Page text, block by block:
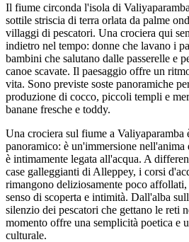
Il fiume circonda l'isola di
sottile striscia di terra orlata da palme
villaggi di pescatori. Una crociera qui
indietro nel tempo: donne che lavano i
bambini che salutano dalle passerelle e
canoe scavate. Il paesaggio offre un
vita. Sono previste soste panoramiche
produzione di cocco, piccoli templi e
banane fresche e toddy.
Una crociera sul fiume a
panoramico: è un'immersione
è intimamente legata all'acqua. A
case galleggianti di Alleppey, i corsi
rimangono deliziosamente poco
senso di scoperta e intimità. Dall'alba
silenzio dei pescatori che gettano le reti
momento offre una semplicità poetica e
culturale.